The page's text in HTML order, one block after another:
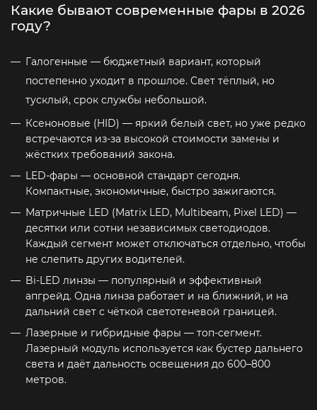
Какие бывают современные фары в 2026
году?
Галогенные — бюджетный вариант, который
постепенно уходит в прошлое. Свет тёплый, но
тусклый, срок службы небольшой.
Ксеноновые (HID) — яркий белый свет, но уже редко
встречаются из-за высокой стоимости замены и
жёстких требований закона.
LED-фары — основной стандарт сегодня.
Компактные, экономичные, быстро зажигаются.
Матричные LED (Matrix LED, Multibeam, Pixel LED) —
десятки или сотни независимых светодиодов.
Каждый сегмент может отключаться отдельно, чтобы
не слепить других водителей.
Bi-LED линзы — популярный и эффективный
апгрейд. Одна линза работает и на ближний, и на
дальний свет с чёткой светотеневой границей.
Лазерные и гибридные фары — топ-сегмент.
Лазерный модуль используется как бустер дальнего
света и даёт дальность освещения до 600–800
метров.